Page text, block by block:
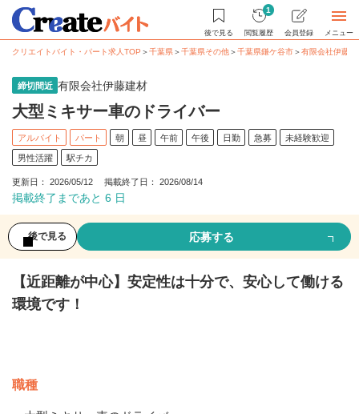
後で見る
1
閲覧履歴 会員登録 メニュー
クリエイトバイト・パート求人TOP ＞千葉県＞千葉県その他＞千葉県鎌ケ谷市＞有限会社伊藤建
締切間近 有限会社伊藤建材
大型ミキサー車のドライバー
アルバイト パート 朝 昼 午前 午後 日勤 急募 未経験歓迎
男性活躍 駅チカ
更新日： 2026/05/12 掲載終了日： 2026/08/14
掲載終了まであと 6 日
後で見る 応募する
【近距離が中心】安定性は十分で、安心して働ける
環境です！
職種